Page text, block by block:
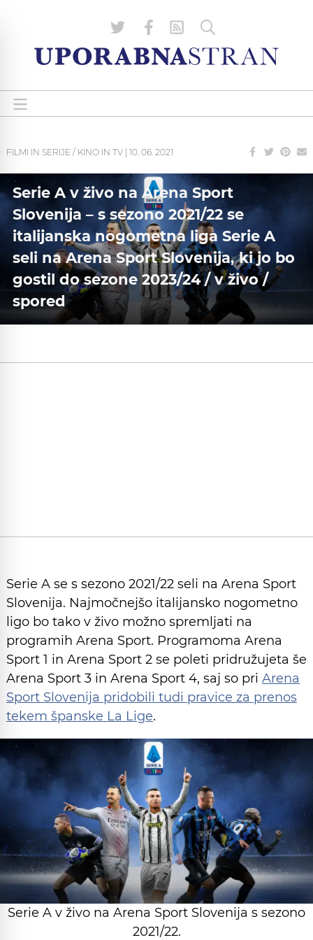
FILMI IN SERIJE / KINO IN TV 10. 06. 2021
Serie A v živo na Arena Sport
Slovenija – s sezono 2021/22 se
italijanska nogometna liga Serie A
seli na Arena Sport Slovenija, ki jo bo
gostil do sezone 2023/24 / v živo /
spored
Serie A se s sezono 2021/22 seli na Arena Sport
Slovenija. Najmočnejšo italijansko nogometno
ligo bo tako v živo možno spremljati na
programih Arena Sport. Programoma Arena
Sport 1 in Arena Sport 2 se poleti pridružujeta še
Arena Sport 3 in Arena Sport 4, saj so pri Arena
Sport Slovenija pridobili tudi pravice za prenos
tekem španske La Lige.
Serie A v živo na Arena Sport Slovenija s sezono
2021/22.